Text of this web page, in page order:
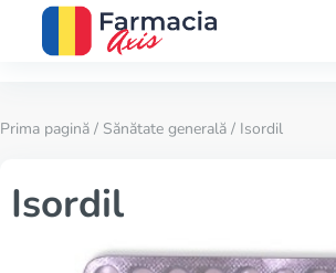
Prima pagină / Sănătate generală / Isordil
Isordil